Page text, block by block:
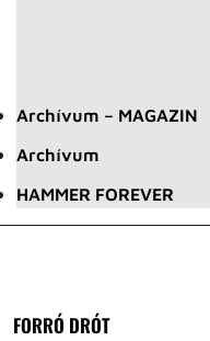
Archívum – MAGAZIN
Archívum
HAMMER FOREVER
FORRÓ DRÓT